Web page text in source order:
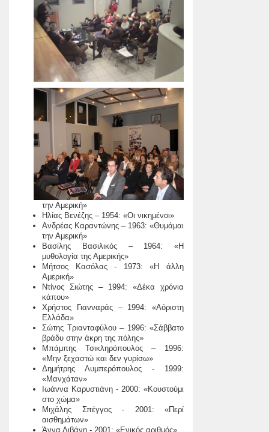
την Αμερική»
Ηλίας Βενέζης – 1954: «Οι νικημένοι»
Ανδρέας Καραντώνης – 1963: «Θυμάμαι
την Αμερική»
Βασίλης Βασιλικός – 1964: «Η
μυθολογία της Αμερικής»
Μήτσος Κασόλας - 1973: «Η άλλη
Αμερική»
Ντίνος Σιώτης – 1994: «Δέκα χρόνια
κάπου»
Χρήστος Γιανναράς – 1994: «Αόριστη
Ελλάδα»
Σώτης Τριανταφύλου – 1996: «Σάββατο
βράδυ στην άκρη της πόλης»
Μπάμπης Τσικληρόπουλος – 1996:
«Μην ξεχαστώ και δεν γυρίσω»
Δημήτρης Λυμπερόπουλος - 1999:
«Μανχάταν»
Ιωάννα Καρυστιάνη - 2000: «Κουστούμι
στο χώμα»
Μιχάλης Σπέγγος - 2001: «Περί
αισθημάτων»
Άννα Λιβάνη - 2001: «Ενικός αριθμός»